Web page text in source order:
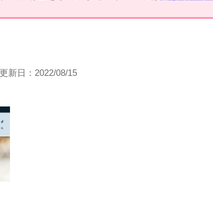
新日： 2022/08/15